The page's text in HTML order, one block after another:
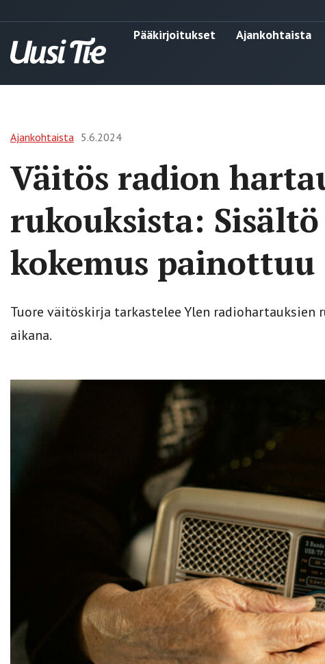
Pääkirjoitukset Ajankohtaista
Ajankohtaista 5.6.2024
Väitös radion
rukouksista: Sisältö
kokemus painottuu
Tuore väitöskirja tarkastelee Ylen
aikana.